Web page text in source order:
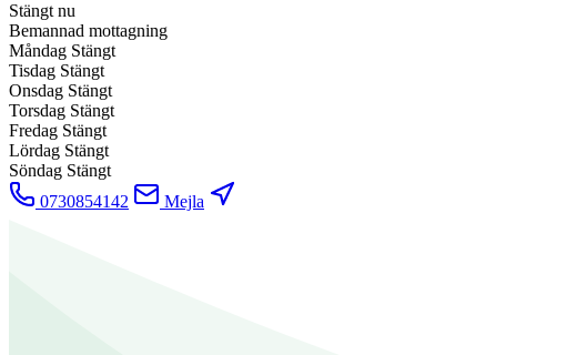
Stängt nu
Bemannad mottagning
Måndag Stängt
Tisdag Stängt
Onsdag Stängt
Torsdag Stängt
Fredag Stängt
Lördag Stängt
Söndag Stängt
0730854142
Mejla